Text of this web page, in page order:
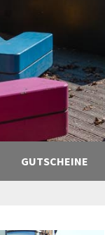
GUTSCHEINE